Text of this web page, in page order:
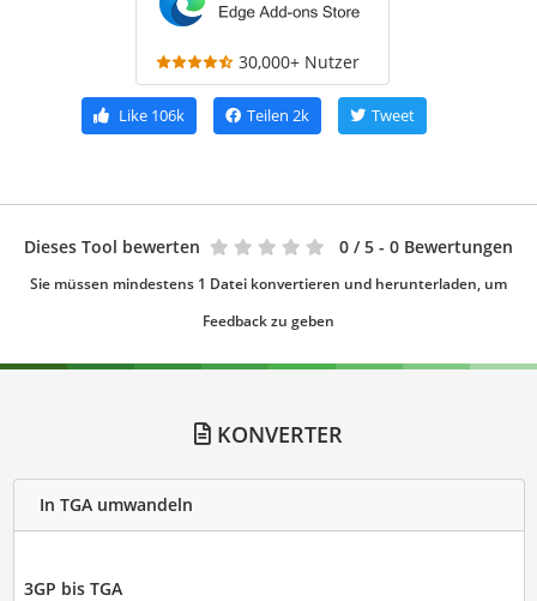
30,000+ Nutzer
Like 106k Teilen 2k Tweet
Dieses Tool bewerten 0 / 5 - 0 Bewertungen
Sie müssen mindestens 1 Datei konvertieren und herunterladen, um
Feedback zu geben
KONVERTER
In TGA umwandeln
3GP bis TGA